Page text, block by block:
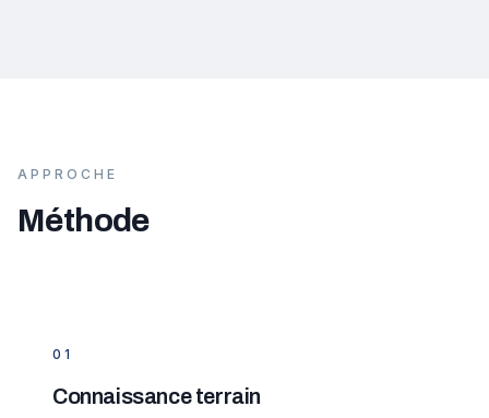
APPROCHE
Méthode
0 1
Connaissance terrain